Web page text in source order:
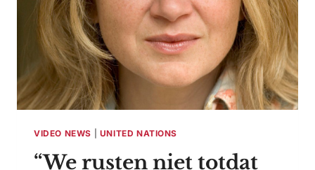
VIDEO NEWS UNITED NATIONS
“We rusten niet totdat